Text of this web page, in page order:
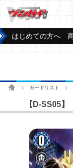
はじめての方へ
ホームカードリスト
【D-SS05】